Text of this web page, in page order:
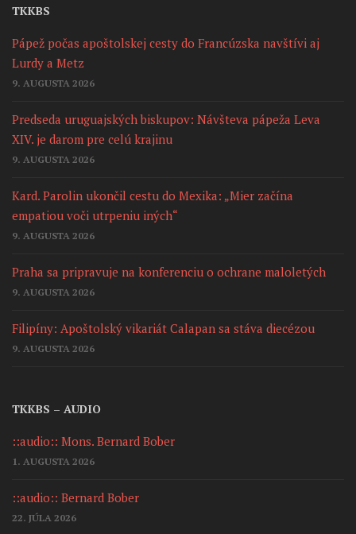
TKKBS
Pápež počas apoštolskej cesty do Francúzska navštívi aj
Lurdy a Metz
9. AUGUSTA 2026
Predseda uruguajských biskupov: Návšteva pápeža Leva
XIV. je darom pre celú krajinu
9. AUGUSTA 2026
Kard. Parolin ukončil cestu do Mexika: „Mier začína
empatiou voči utrpeniu iných“
9. AUGUSTA 2026
Praha sa pripravuje na konferenciu o ochrane maloletých
9. AUGUSTA 2026
Filipíny: Apoštolský vikariát Calapan sa stáva diecézou
9. AUGUSTA 2026
TKKBS – AUDIO
::audio:: Mons. Bernard Bober
1. AUGUSTA 2026
::audio:: Bernard Bober
22. JÚLA 2026